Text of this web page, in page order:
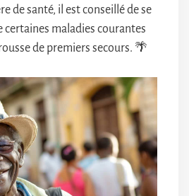
de santé, il est conseillé de se
certaines maladies courantes
de premiers secours. 🌴